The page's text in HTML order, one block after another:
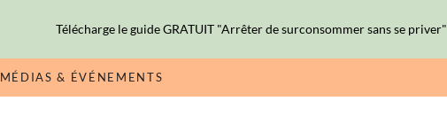
MÉDIAS & ÉVÉNEMENTS
Télécharge le guide GRATUIT "Arrêter de surconsommer sans se priver"